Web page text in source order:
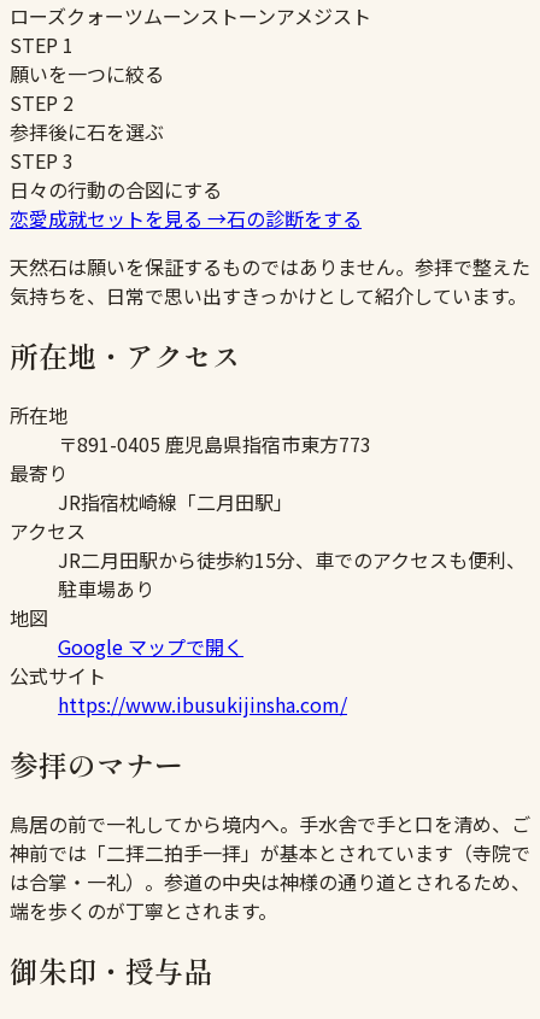
ローズクォーツムーンストーンアメジスト
STEP 1
願いを一つに絞る
STEP 2
参拝後に石を選ぶ
STEP3
日々の行動の合図にする
恋愛成就セットを見る →石の診断をする
天然石は願いを保証するものではありません。参拝で整えた
気持ちを、日常で思い出すきっかけとして紹介しています。
所在地・アクセス
所在地
〒891-0405 鹿児島県指宿市東方773
最寄り
JR指宿枕崎線「二月田駅」
アクセス
JR二月田駅から徒歩約15分、車でのアクセスも便利、
駐車場あり
地図
Google マップで開く
公式サイト
https://www.ibusukijinsha.com/
参拝のマナー
鳥居の前で一礼してから境内へ。手水舎で手と口を清め、ご
神前では「二拝二拍手一拝」が基本とされています（寺院で
は合掌・一礼）。参道の中央は神様の通り道とされるため、
端を歩くのが丁寧とされます。
御朱印・授与品